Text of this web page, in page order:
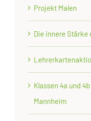
Projekt Malen
Die innere Stärke
Klassen 4a und
Mannheim